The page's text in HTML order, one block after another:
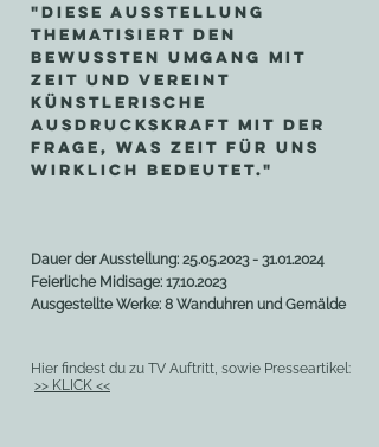
"Diese Ausstellung
thematisiert den
bewussten Umgang mit
zeit und vereint
künstlerische
Ausdruckskraft mit der
frage, was zeit für uns
wirklich bedeutet."
Dauer der Ausstellung: 25.05.2023 - 31.01.2024
Feierliche Midisage: 17.10.2023
Ausgestellte Werke: 8 Wanduhren und Gemälde
Hier findest du zu TV Auftritt, sowie Presseartikel:
>> KLICK <<